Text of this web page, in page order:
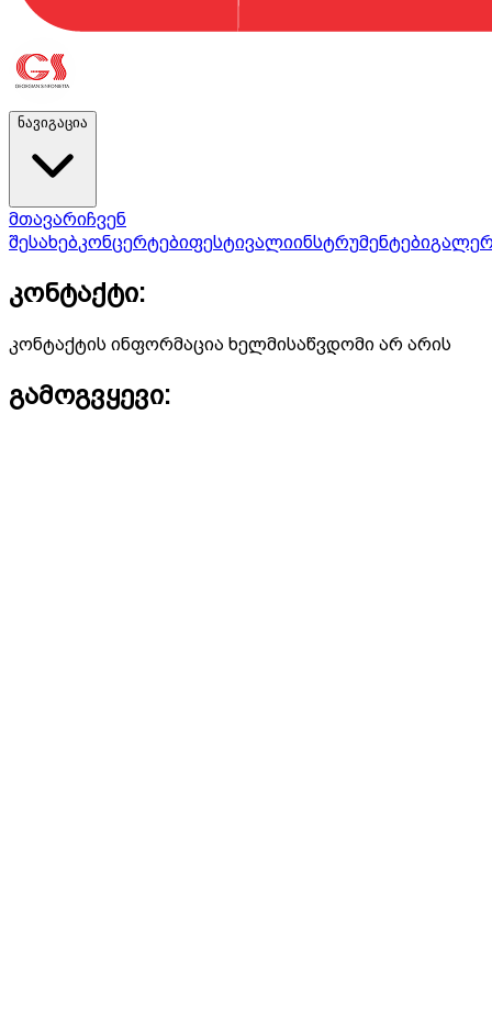
ნავიგაცია
მთავარიჩვენ
შესახებკონცერტებიფესტივალიინსტრუმენტები
კონტაქტი:
კონტაქტის ინფორმაცია ხელმისაწვდომი არ არის
გამოგვყევი: